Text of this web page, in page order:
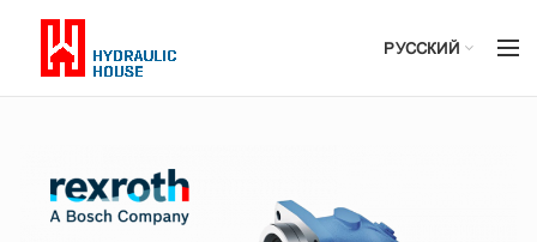
РУССКИЙ